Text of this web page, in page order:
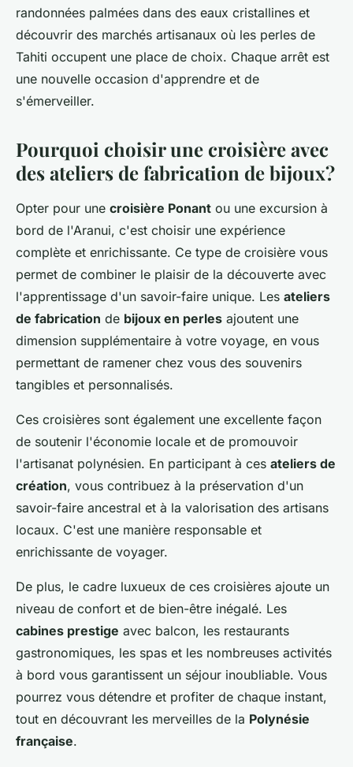
randonnées palmées dans des eaux cristallines et
découvrir des marchés artisanaux où les perles de
Tahiti occupent une place de choix. Chaque arrêt est
une nouvelle occasion d'apprendre et de
s'émerveiller.
Pourquoi choisir une croisière avec
des ateliers de fabrication de bijoux?
Opter pour une croisière Ponant ou une excursion à
bord de l'Aranui, c'est choisir une expérience
complète et enrichissante. Ce type de croisière vous
permet de combiner le plaisir de la découverte avec
l'apprentissage d'un savoir-faire unique. Les ateliers
de fabrication de bijoux en perles ajoutent une
dimension supplémentaire à votre voyage, en vous
permettant de ramener chez vous des souvenirs
tangibles et personnalisés.
Ces croisières sont également une excellente façon
de soutenir l'économie locale et de promouvoir
l'artisanat polynésien. En participant à ces ateliers de
création, vous contribuez à la préservation d'un
savoir-faire ancestral et à la valorisation des artisans
locaux. C'est une manière responsable et
enrichissante de voyager.
De plus, le cadre luxueux de ces croisières ajoute un
niveau de confort et de bien-être inégalé. Les
cabines prestige avec balcon, les restaurants
gastronomiques, les spas et les nombreuses activités
à bord vous garantissent un séjour inoubliable. Vous
pourrez vous détendre et profiter de chaque instant,
tout en découvrant les merveilles de la Polynésie
française.